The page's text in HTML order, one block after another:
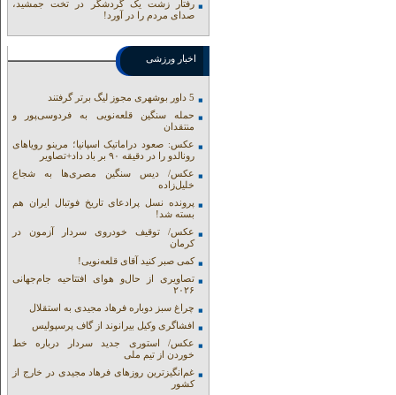
رفتار زشت یک گردشگر در تخت جمشید،
صدای مردم را در آورد!
اخبار ورزشی
5 داور بوشهری مجوز لیگ برتر گرفتند
حمله سنگین قلعه‌نویی به فردوسی‌پور و
منتقدان
عکس: صعود دراماتیک اسپانیا؛ مرینو رویاهای
رونالدو را در دقیقه ۹۰ بر باد داد+تصاویر
عکس/ دیس سنگین مصری‌ها به شجاع
خلیل‌زاده
پرونده نسل پرادعای تاریخ فوتبال ایران هم
بسته شد!
عکس/ توقیف خودروی سردار آزمون در
کرمان
کمی صبر کنید آقای قلعه‌نویی!
تصاویری از حال‌و هوای افتتاحیه جام‌جهانی
۲۰۲۶
چراغ سبز دوباره فرهاد مجیدی به استقلال
افشاگری وکیل بیرانوند از گاف‌ پرسپولیس
عکس/ استوری جدید سردار درباره خط
خوردن از تیم ملی
غم‌انگیزترین روزهای فرهاد مجیدی در خارج از
کشور